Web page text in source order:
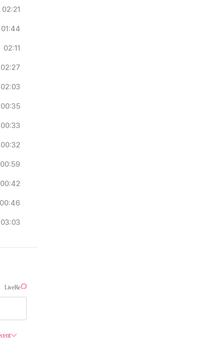
02:21
01:44
02:11
02:27
02:03
00:35
00:33
00:32
00:59
00:42
00:46
03:03